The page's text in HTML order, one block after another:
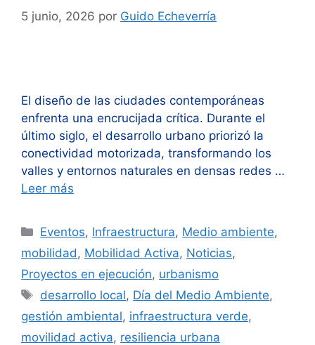
5 junio, 2026 por Guido Echeverría
El diseño de las ciudades contemporáneas
enfrenta una encrucijada crítica. Durante el
último siglo, el desarrollo urbano priorizó la
conectividad motorizada, transformando los
valles y entornos naturales en densas redes …
Leer más
Categorías
Eventos, Infraestructura, Medio ambiente,
mobilidad , Mobilidad Activa, Noticias,
Proyectos en ejecución, urbanismo
Etiquetas
desarrollo local, Día del Medio Ambiente,
gestión ambiental, infraestructura verde,
movilidad activa, resiliencia urbana